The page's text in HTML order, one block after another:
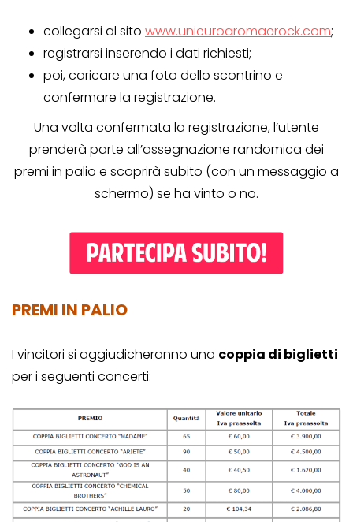
collegarsi al sito www.unieuroaromaerock.com;
registrarsi inserendo i dati richiesti;
poi, caricare una foto dello scontrino e
confermare la registrazione.
Una volta confermata la registrazione, l’utente
prenderà parte all’assegnazione randomica dei
premi in palio e scoprirà subito (con un messaggio a
schermo) se ha vinto o no.
PREMI IN PALIO
I vincitori si aggiudicheranno una coppia di biglietti
per i seguenti concerti: